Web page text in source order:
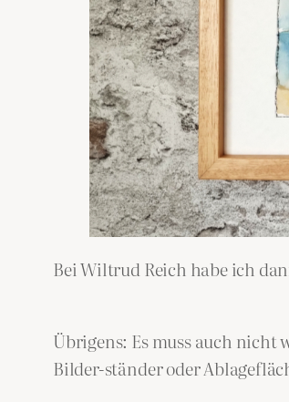
Bei Wiltrud Reich habe ich
Übrigens: Es muss auch nicht
Bilder-ständer oder